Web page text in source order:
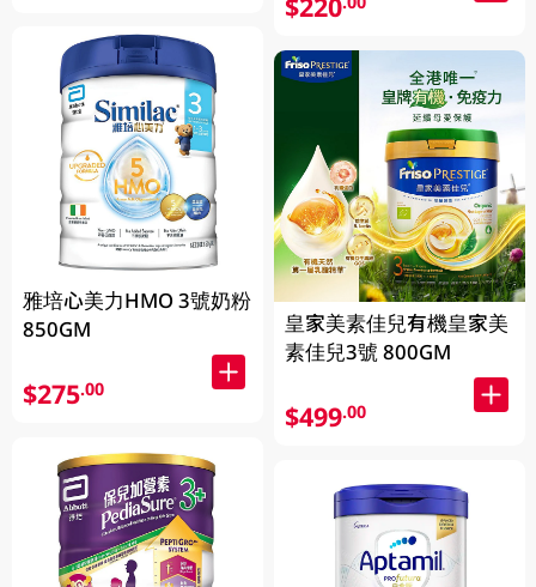
雅培心美力HMO 3號奶粉
850GM
$275.00
皇家美素佳兒有機皇家美
素佳兒3號 800GM
$499.00